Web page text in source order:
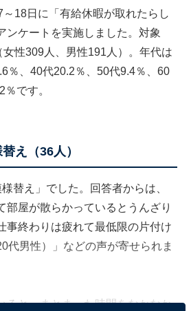
18日に「有給休暇が取れたらし
ンケートを実施しました。対象
性309人、男性191人）。年代は
％、40代20.2％、50代9.4％、60
です。
え（36人）
替え」でした。回答者からは、
部屋が散らかっているとうんざり
事終わりは疲れて最低限の片付け
代男性）」などの声が寄せられま
ると、まとまった時間をなかなか